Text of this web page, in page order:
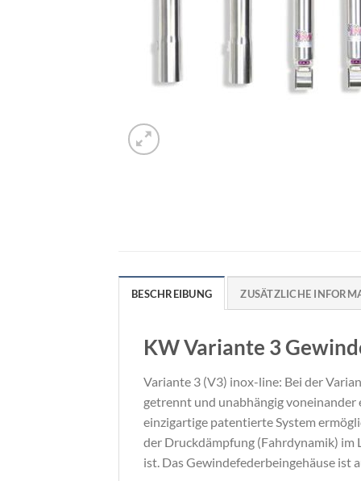
BESCHREIBUNG ZUSÄTZLICHE
KW Variante 3
Variante 3 (V3) inox-line: Bei der
getrennt und unabhängig
einzigartige patentierte System
der Druckdämpfung (Fahrdynamik) im
ist. Das Gewindefederbeingehäuse ist